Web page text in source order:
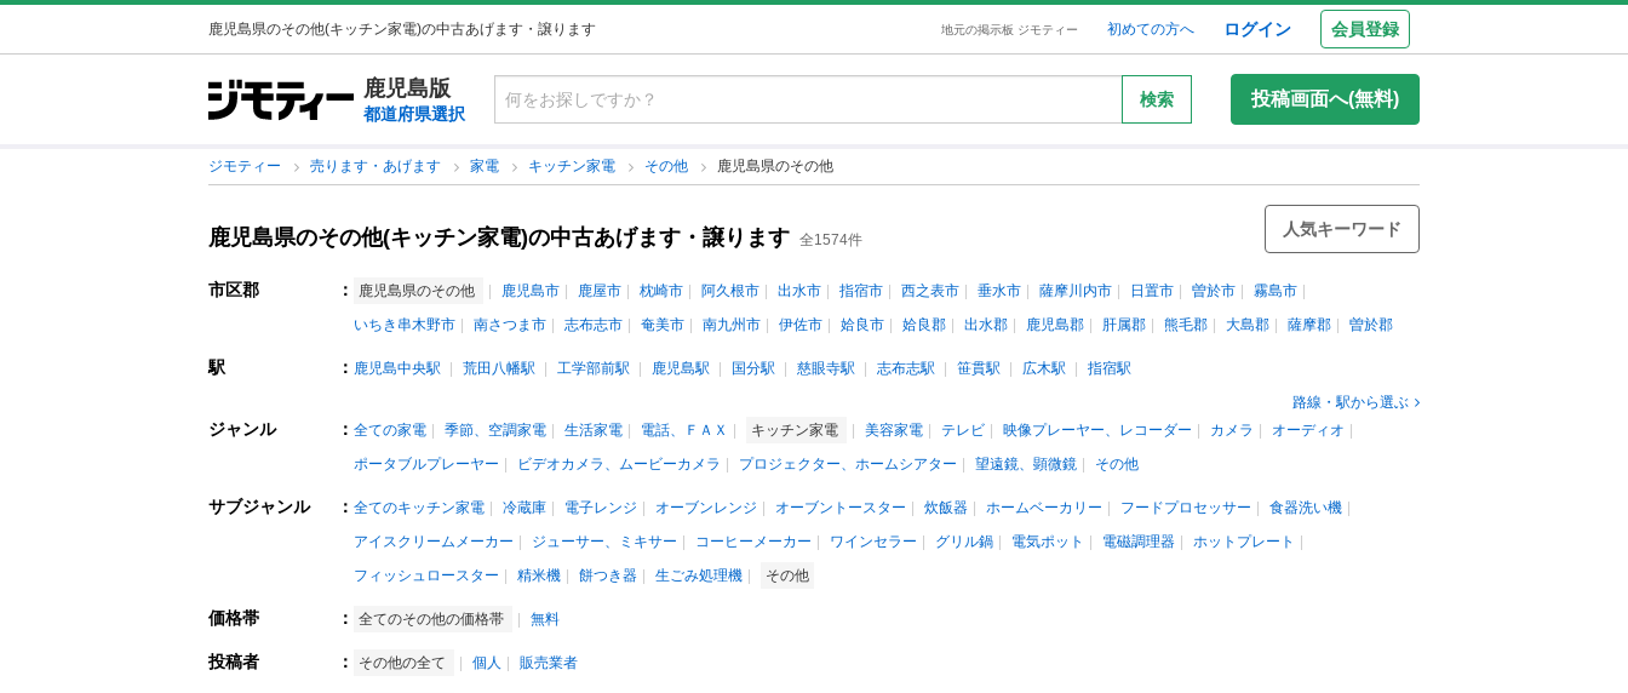
鹿児島県のその他(キッチン家電)の中古あげます・譲ります 地元の掲示板 ジモティー 初めての方へ ログイン 会員登録
鹿児島版
都道府県選択
検索 投稿画面へ(無料)
ジモティー 売ります・あげます 家電 キッチン家電 その他 鹿児島県のその他
鹿児島県のその他(キッチン家電)の中古あげます・譲ります 全1574件
人気キーワード
市区郡 ： 鹿児島県のその他 鹿児島市 鹿屋市 枕崎市 阿久根市 出水市 指宿市 西之表市 垂水市 薩摩川内市 日置市 曽於市
霧島市
いちき串木野市
南さつま市 志布志市 奄美市 南九州市 伊佐市 姶良市 姶良郡 出水郡 鹿児島郡 肝属郡 熊毛郡 大島郡 薩摩郡 曽於郡
駅 ： 鹿児島中央駅 荒田八幡駅 工学部前駅 鹿児島駅 国分駅 慈眼寺駅 志布志駅 笹貫駅 広木駅
指宿駅
路線・駅から選ぶ
ジャンル ： 全ての家電 季節、空調家電 生活家電 電話、ＦＡＸ キッチン家電 美容家電 テレビ 映像プレーヤー、レコーダー カメラ
オーディオ
ポータブルプレーヤー
ビデオカメラ、ムービーカメラ プロジェクター、ホームシアター 望遠鏡、顕微鏡 その他
サブジャンル ： 全てのキッチン家電 冷蔵庫 電子レンジ オーブンレンジ オーブントースター 炊飯器 ホームベーカリー フードプロセッサー
食器洗い機
アイスクリームメーカー
ジューサー、ミキサー コーヒーメーカー ワインセラー グリル鍋 電気ポット 電磁調理器
ホットプレート
フィッシュロースター
精米機 餅つき器 生ごみ処理機 その他
価格帯 ： 全てのその他の価格帯 無料
投稿者 ： その他の全て 個人 販売業者